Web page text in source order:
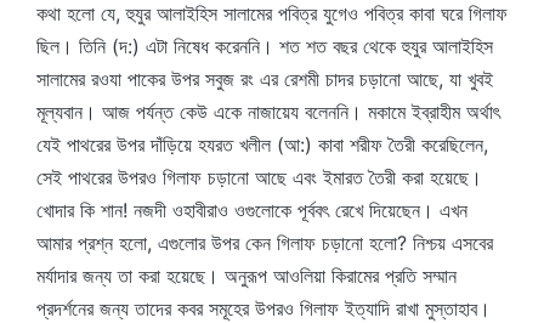
কথা হলো যে, হুযুর আলাইহিস সালামের পবিত্র যুগেও পবিত্র কাবা ঘরে গিলাফ
ছিল। তিনি (দ:) এটা নিষেধ করেননি। শত শত বছর থেকে হুযুর আলাইহিস
সালামের রওযা পাকের উপর সবুজ রং এর রেশমী চাদর চড়ানো আছে, যা খুবই
মূল্যবান। আজ পর্যন্ত কেউ একে নাজায়েয বলেননি। মকামে ইব্রাহীম অর্থাৎ
যেই পাথরের উপর দাঁড়িয়ে হযরত খলীল (আ:) কাবা শরীফ তৈরী করেছিলেন,
সেই পাথরের উপরও গিলাফ চড়ানো আছে এবং ইমারত তৈরী করা হয়েছে।
খোদার কি শান! নজদী ওহাবীরাও ওগুলোকে পূর্ববৎ রেখে দিয়েছেন। এখন
আমার প্রশ্ন হলো, এগুলোর উপর কেন গিলাফ চড়ানো হলো? নিশ্চয় এসবের
মর্যাদার জন্য তা করা হয়েছে। অনুরূপ আওলিয়া কিরামের প্রতি সম্মান
প্রদর্শনের জন্য তাদের কবর সমূহের উপরও গিলাফ ইত্যাদি রাখা মুস্তাহাব।